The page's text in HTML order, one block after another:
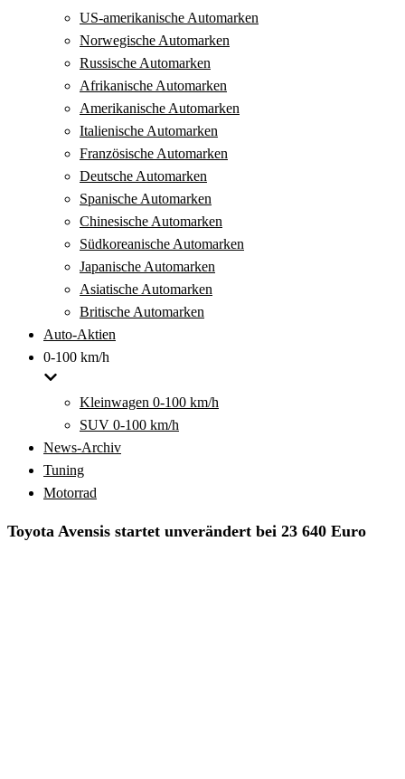
US-amerikanische Automarken
Norwegische Automarken
Russische Automarken
Afrikanische Automarken
Amerikanische Automarken
Italienische Automarken
Französische Automarken
Deutsche Automarken
Spanische Automarken
Chinesische Automarken
Südkoreanische Automarken
Japanische Automarken
Asiatische Automarken
Britische Automarken
Auto-Aktien
0-100 km/h
Kleinwagen 0-100 km/h
SUV 0-100 km/h
News-Archiv
Tuning
Motorrad
Toyota Avensis startet unverändert bei 23 640 Euro